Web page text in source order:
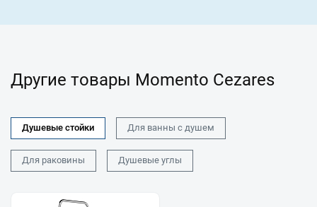
Другие товары Momento Cezares
Душевые стойки Для ванны с душем
Для раковины Душевые углы